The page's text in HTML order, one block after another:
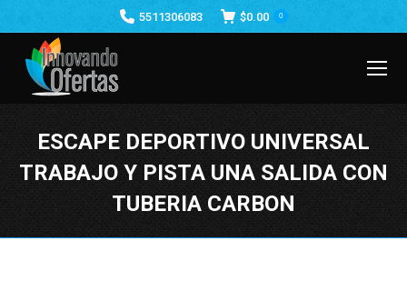
5511306083 $0.00 0
ESCAPE DEPORTIVO UNIVERSAL
TRABAJO Y PISTA UNA SALIDA CON
TUBERIA CARBON